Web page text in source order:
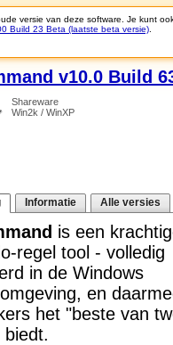
versie van deze software. Je kunt
Build 23 Beta (laatste beta versie)
v10.0 Build
Shareware
Win2k / WinXP
Informatie Alle versies
is een
regel tool - volledig
in de Windows
en
het "beste van
biedt.